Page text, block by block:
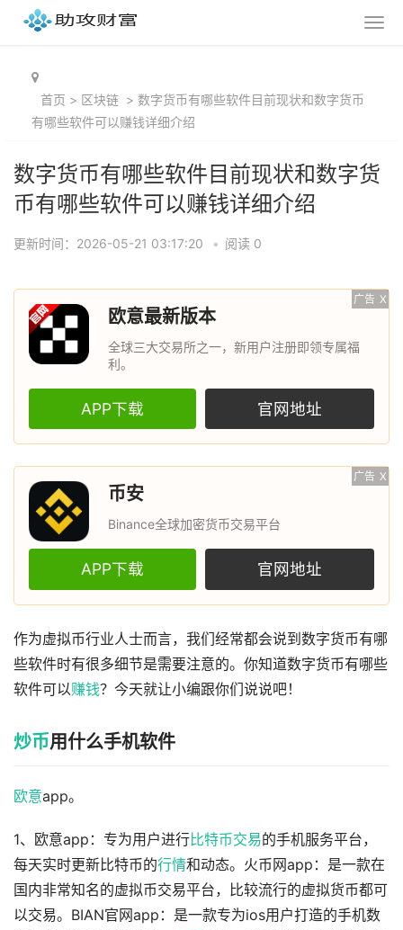
首页 > 区块链 > 数字货币有哪些软件目前现状和数字货币
有哪些软件可以赚钱详细介绍
数字货币有哪些软件目前现状和数字货
币有哪些软件可以赚钱详细介绍
更新时间：2026-05-21 03:17:20 • 阅读 0
广告 X
欧意最新版本
全球三大交易所之一，新用户注册即领专属福
利。
APP下载 官网地址
广告 X
币安
Binance全球加密货币交易平台
APP下载 官网地址
作为虚拟币行业人士而言，我们经常都会说到数字货币有哪
些软件时有很多细节是需要注意的。你知道数字货币有哪些
软件可以赚钱？今天就让小编跟你们说说吧！
炒币用什么手机软件
欧意app。
1、欧意app：专为用户进行比特币交易的手机服务平台，
每天实时更新比特币的行情和动态。火币网app：是一款在
国内非常知名的虚拟币交易平台，比较流行的虚拟货币都可
以交易。BIAN官网app：是一款专为ios用户打造的手机数